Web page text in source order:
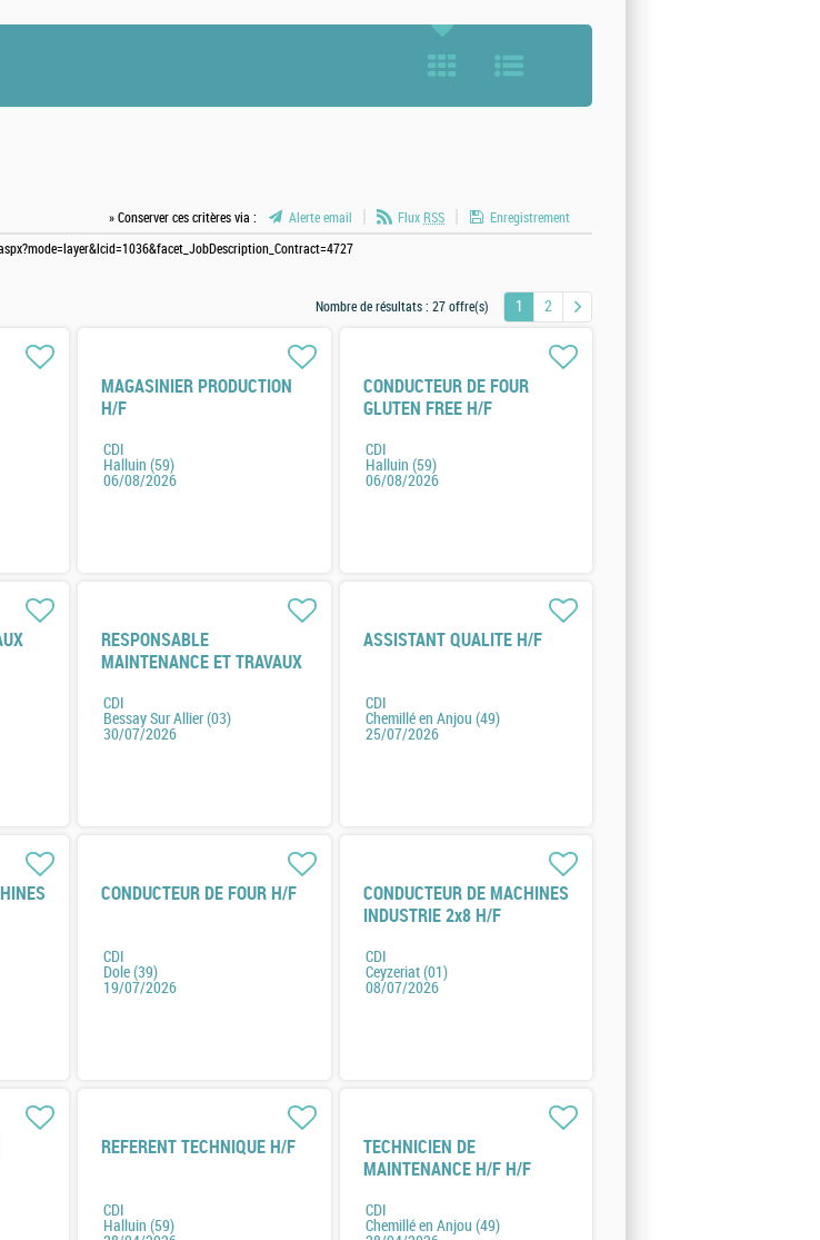
» Conserver ces critères via : Alerte email Flux RSS
Enregistrement
Nombre de résultats : 27 offre(s) 1 2
MAGASINIER PRODUCTION
H/F
CDI
Halluin (59)
06/08/2026
CONDUCTEUR DE FOUR
GLUTEN FREE H/F
CDI
Halluin (59)
06/08/2026
RESPONSABLE
MAINTENANCE ET TRAVAUX
CDI
Bessay Sur Allier (03)
30/07/2026
ASSISTANT QUALITE H/F
CDI
Chemillé en Anjou (49)
25/07/2026
CONDUCTEUR DE FOUR H/F
CDI
Dole (39)
19/07/2026
CONDUCTEUR DE MACHINES
INDUSTRIE 2x8 H/F
CDI
Ceyzeriat (01)
08/07/2026
REFERENT TECHNIQUE H/F
CDI
Halluin (59)
TECHNICIEN DE
MAINTENANCE H/F H/F
CDI
Chemillé en Anjou (49)